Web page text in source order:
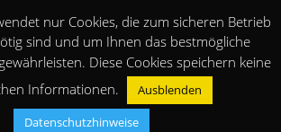
nur Cookies, die zum sicheren Betrieb
sind und um Ihnen das bestmögliche
Diese Cookies speichern keine
Informationen.
Ausblenden
Datenschutzhinweise